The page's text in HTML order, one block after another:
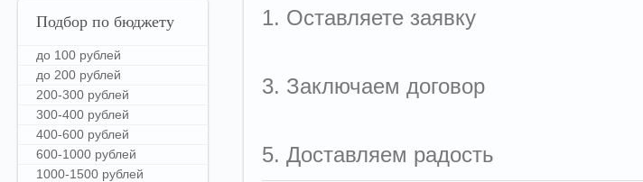
1. Оставляете заявку
3. Заключаем договор
5. Доставляем радость
Подбор по бюджету
до 100 рублей
до 200 рублей
200-300 рублей
300-400 рублей
400-600 рублей
600-1000 рублей
1000-1500 рублей